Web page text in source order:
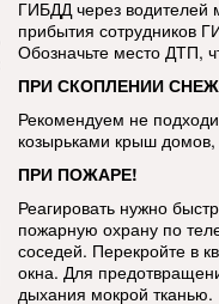
ГИБДД через
прибытия сотрудников
Обозначьте место ДТП,
ПРИ СКОПЛЕНИИ
Рекомендуем не
козырьками крыш домов,
ПРИ ПОЖАРЕ!
Реагировать нужно
пожарную охрану по
соседей. Перекройте в
окна. Для
дыхания мокрой тканью.